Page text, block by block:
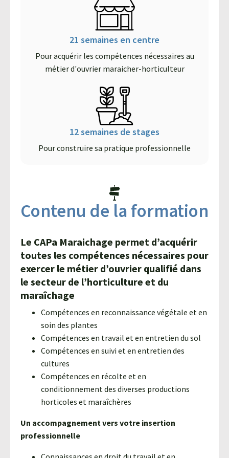
21 semaines en centre
Pour acquérir les compétences nécessaires au
métier d'ouvrier maraicher-horticulteur
12 semaines de stages
Pour construire sa pratique professionnelle
Contenu de la formation
Le CAPa Maraichage permet d’acquérir
toutes les compétences nécessaires pour
exercer le métier d’ouvrier qualifié dans
le secteur de l’horticulture et du
maraîchage
Compétences en reconnaissance végétale et en
soin des plantes
Compétences en travail et en entretien du sol
Compétences en suivi et en entretien des
cultures
Compétences en récolte et en
conditionnement des diverses productions
horticoles et maraîchères
Un accompagnement vers votre insertion
professionnelle